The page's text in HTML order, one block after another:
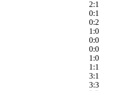
2:1
0:1
0:2
1:0
0:0
0:0
1:0
1:1
3:1
3:3